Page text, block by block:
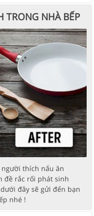
TRONG NHÀ BẾP
thích nấu ăn
đề rắc rối phát sinh
đây sẽ gửi đến bạn
nhé !